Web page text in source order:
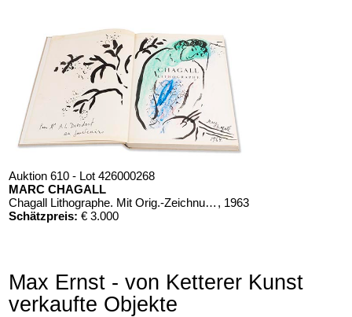
Auktion 610 - Lot 426000268
MARC CHAGALL
Chagall Lithographe. Mit Orig.-Zeichnung von Chagall , 1963
Schätzpreis: € 3.000
Max Ernst - von Ketterer Kunst
verkaufte Objekte